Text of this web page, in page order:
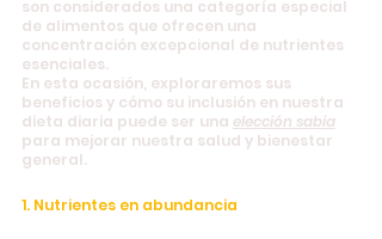
son considerados una categoría especial
de alimentos que ofrecen una
concentración excepcional de nutrientes
esenciales.
En esta ocasión, exploraremos sus
beneficios y cómo su inclusión en nuestra
dieta diaria puede ser una elección sabia
para mejorar nuestra salud y bienestar
general.
1. Nutrientes en abundancia